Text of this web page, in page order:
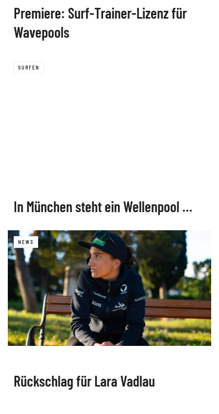
Premiere: Surf‑Trainer‑Lizenz für
Wavepools
SURFEN
In München steht ein Wellenpool …
NEWS
Rückschlag für Lara Vadlau